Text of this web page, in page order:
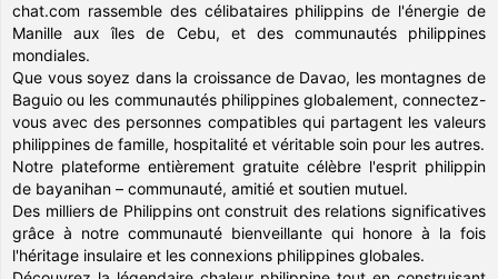
chat.com rassemble des célibataires philippins de l'énergie de
Manille aux îles de Cebu, et des communautés philippines
mondiales.
Que vous soyez dans la croissance de Davao, les montagnes de
Baguio ou les communautés philippines globalement, connectez-
vous avec des personnes compatibles qui partagent les valeurs
philippines de famille, hospitalité et véritable soin pour les autres.
Notre plateforme entièrement gratuite célèbre l'esprit philippin
de bayanihan – communauté, amitié et soutien mutuel.
Des milliers de Philippins ont construit des relations significatives
grâce à notre communauté bienveillante qui honore à la fois
l'héritage insulaire et les connexions philippines globales.